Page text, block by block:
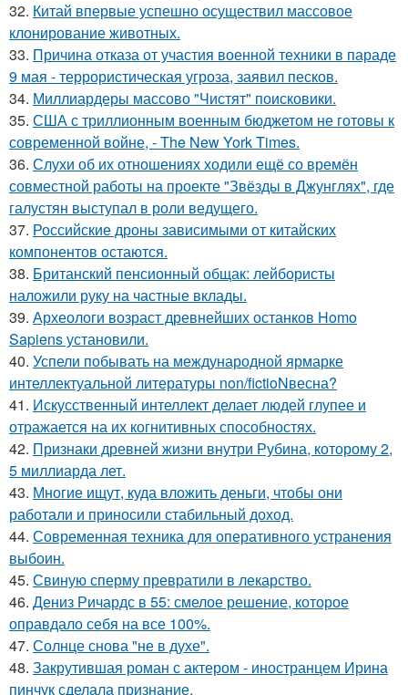
32. Китай впервые успешно осуществил массовое
клонирование животных.
33. Причина отказа от участия военной техники в параде
9 мая - террористическая угроза, заявил песков.
34. Миллиардеры массово "Чистят" поисковики.
35. США с триллионным военным бюджетом не готовы к
современной войне, - The New York Times.
36. Слухи об их отношениях ходили ещё со времён
совместной работы на проекте "Звёзды в Джунглях", где
галустян выступал в роли ведущего.
37. Российские дроны зависимыми от китайских
компонентов остаются.
38. Британский пенсионный общак: лейбористы
наложили руку на частные вклады.
39. Археологи возраст древнейших останков Homo
Sapiens установили.
40. Успели побывать на международной ярмарке
интеллектуальной литературы non/fictioNвесна?
41. Искусственный интеллект делает людей глупее и
отражается на их когнитивных способностях.
42. Признаки древней жизни внутри Рубина, которому 2,
5 миллиарда лет.
43. Многие ищут, куда вложить деньги, чтобы они
работали и приносили стабильный доход.
44. Современная техника для оперативного устранения
выбоин.
45. Свиную сперму превратили в лекарство.
46. Дениз Ричардс в 55: смелое решение, которое
оправдало себя на все 100%.
47. Солнце снова "не в духе".
48. Закрутившая роман с актером - иностранцем Ирина
пинчук сделала признание.